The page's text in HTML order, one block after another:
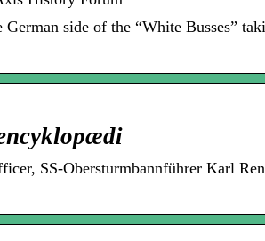
side of the “White Busses”
SS-Obersturmbannführer Karl